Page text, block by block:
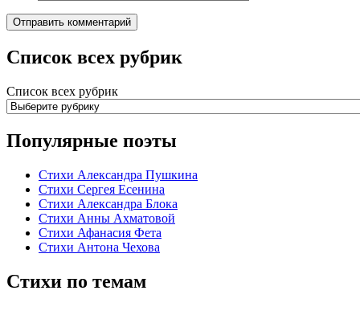
Список всех рубрик
Список всех рубрик
Популярные поэты
Стихи Александра Пушкина
Стихи Сергея Есенина
Стихи Александра Блока
Стихи Анны Ахматовой
Стихи Афанасия Фета
Стихи Антона Чехова
Стихи по темам